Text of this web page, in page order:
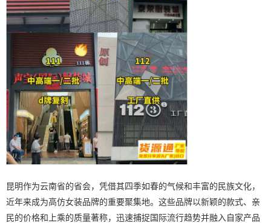
昆明作为云南省的省会，凭借其四季如春的气候和丰富的民族文化，
近年来成为高仿女装品牌的重要聚集地。这些品牌以新颖的款式、亲
民的价格和上乘的质量著称，迅速捕捉国际流行趋势并融入自家产品